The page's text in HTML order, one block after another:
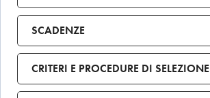
SCADENZE
CRITERI E PROCEDURE DI SELEZIONE